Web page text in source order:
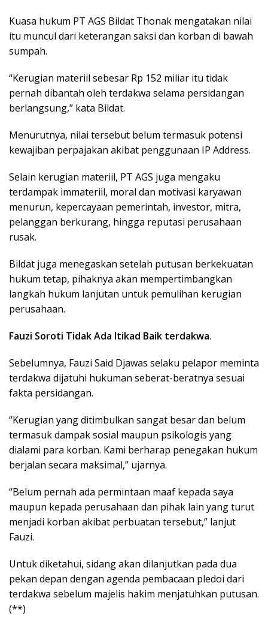
Kuasa hukum PT AGS Bildat Thonak mengatakan nilai
itu muncul dari keterangan saksi dan korban di bawah
sumpah.
“Kerugian materiil sebesar Rp 152 miliar itu tidak
pernah dibantah oleh terdakwa selama persidangan
berlangsung,” kata Bildat.
Menurutnya, nilai tersebut belum termasuk potensi
kewajiban perpajakan akibat penggunaan IP Address.
Selain kerugian materiil, PT AGS juga mengaku
terdampak immateriil, moral dan motivasi karyawan
menurun, kepercayaan pemerintah, investor, mitra,
pelanggan berkurang, hingga reputasi perusahaan
rusak.
Bildat juga menegaskan setelah putusan berkekuatan
hukum tetap, pihaknya akan mempertimbangkan
langkah hukum lanjutan untuk pemulihan kerugian
perusahaan.
Fauzi Soroti Tidak Ada Itikad Baik terdakwa.
Sebelumnya, Fauzi Said Djawas selaku pelapor meminta
terdakwa dijatuhi hukuman seberat-beratnya sesuai
fakta persidangan.
“Kerugian yang ditimbulkan sangat besar dan belum
termasuk dampak sosial maupun psikologis yang
dialami para korban. Kami berharap penegakan hukum
berjalan secara maksimal,” ujarnya.
“Belum pernah ada permintaan maaf kepada saya
maupun kepada perusahaan dan pihak lain yang turut
menjadi korban akibat perbuatan tersebut,” lanjut
Fauzi.
Untuk diketahui, sidang akan dilanjutkan pada dua
pekan depan dengan agenda pembacaan pledoi dari
terdakwa sebelum majelis hakim menjatuhkan putusan.
(**)